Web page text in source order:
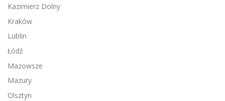
Kazimierz Dolny
Kraków
Lublin
Łódź
Mazowsze
Mazury
Olsztyn